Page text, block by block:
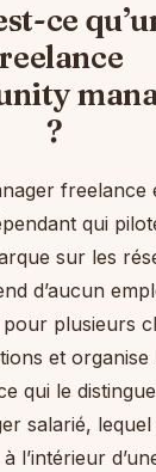
ce
?
freelance
qui
sur les
d’aucun
plusieurs
et organise
qui le
salarié,
l’intérieur